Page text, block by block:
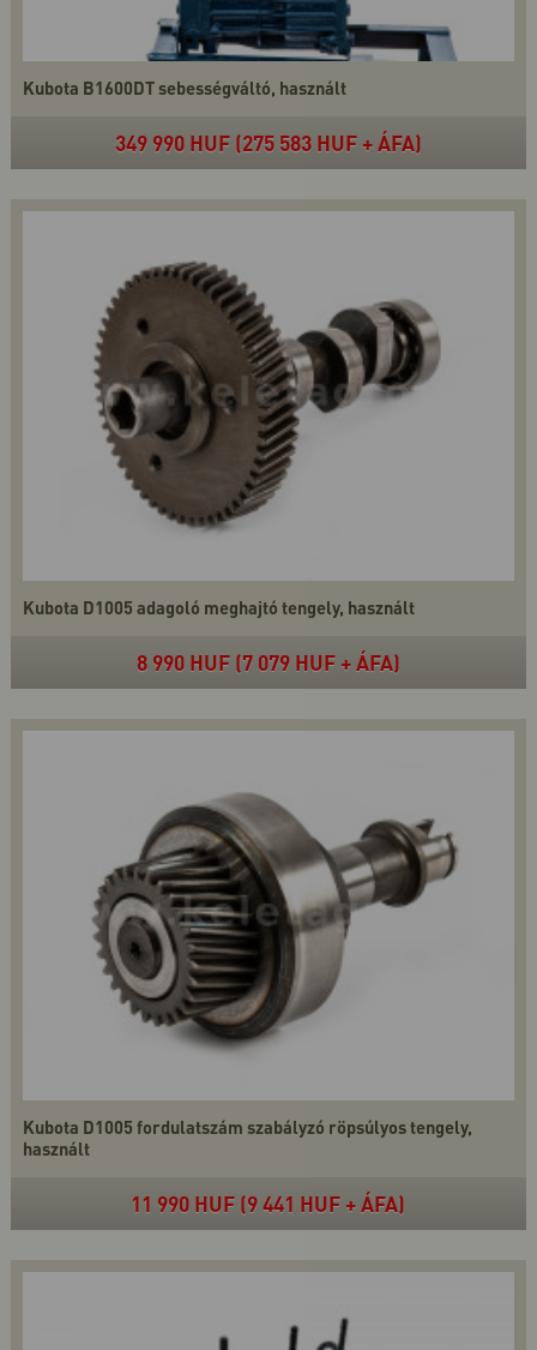
Kubota B1600DT sebességváltó, használt
349 990 HUF (275 583 HUF + ÁFA)
Kubota D1005 adagoló meghajtó tengely, használt
8 990 HUF (7 079 HUF + ÁFA)
Kubota D1005 fordulatszám szabályzó röpsúlyos tengely,
használt
11 990 HUF (9 441 HUF + ÁFA)